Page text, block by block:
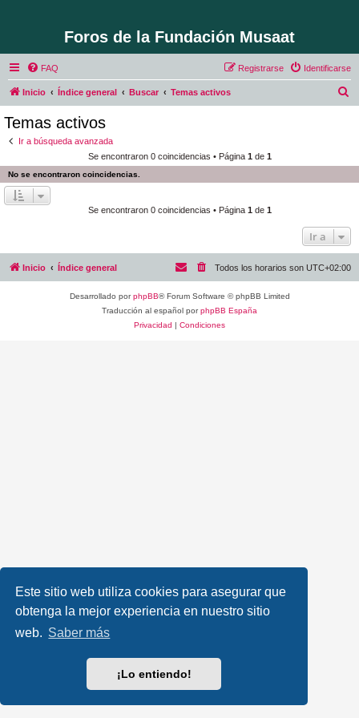
Este sitio web utiliza cookies para asegurar que
obtenga la mejor experiencia en nuestro sitio
web. Saber más
¡Lo entiendo!
Foros de la Fundación Musaat
FAQ Identificarse
Registrarse
Inicio Índice general Buscar Temas activos
a
Temas activos
Ir a búsqueda avanzada
Se encontraron 0 coincidencias • Página 1 de 1
No se encontraron coincidencias.
Se encontraron 0 coincidencias • Página 1 de 1
Ir a
Inicio Índice general Todos los horarios son UTC+02:00
Desarrollado porphpBB® Forum Software © phpBB Limited
Traducción al español porphpBB España
Privacidad | Condiciones